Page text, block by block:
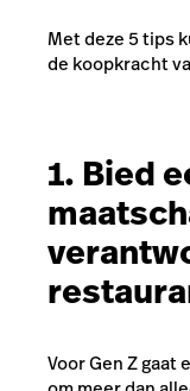
Met deze 5 tips
de koopkracht
1. Bied
Voor Gen Z